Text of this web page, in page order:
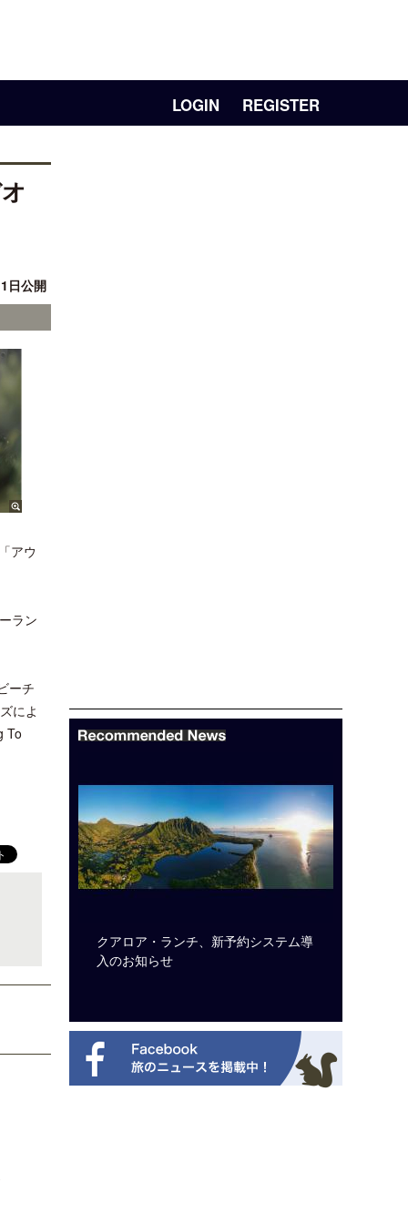
LOGIN REGISTER
日公開
アウ
ラン
ーチ
によ
To
クアロア・ランチ、新予約システム導
入のお知らせ